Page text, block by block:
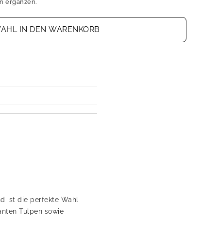
ergänzen.
IN DEN WARENKORB
ist die perfekte Wahl
Tulpen sowie